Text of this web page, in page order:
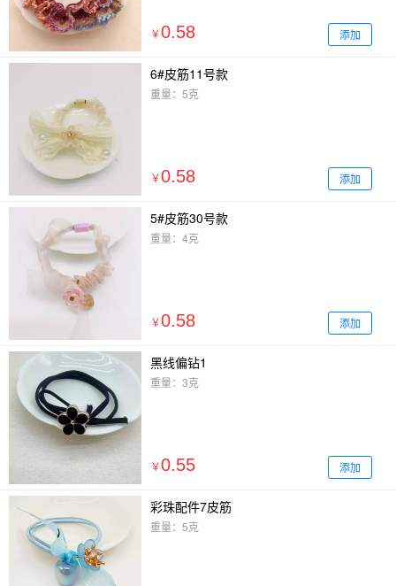
￥0.58 添加
6#皮筋11号款
重量：5克
￥0.58 添加
5#皮筋30号款
重量：4克
￥0.58 添加
黑线偏钻1
重量：3克
￥0.55 添加
彩珠配件7皮筋
重量：5克